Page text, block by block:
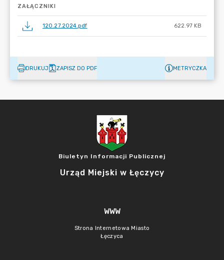
ZAŁĄCZNIKI
120.27.2024.pdf 622.97 KB
DRUKUJ ZAPISZ DO PDF METRYCZKA
Biuletyn Informacji Publicznej
Urząd Miejski w Łęczycy
WWW
Strona Internetowa Miasto
Łęczyca